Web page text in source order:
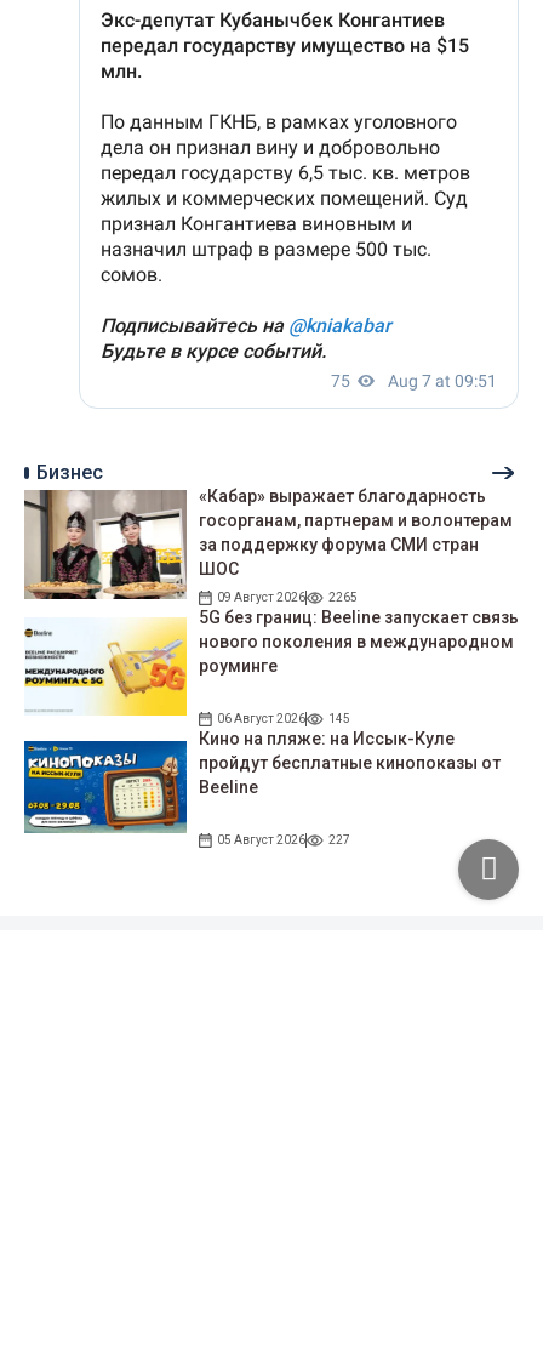
Бизнес
«Кабар» выражает благодарность
госорганам, партнерам и волонтерам
за поддержку форума СМИ стран
ШОС
09 Август 2026 2265
5G без границ: Beeline запускает связь
нового поколения в международном
роуминге
06 Август 2026 145
Кино на пляже: на Иссык-Куле
пройдут беcплатные кинопоказы от
Beeline
05 Август 2026 227